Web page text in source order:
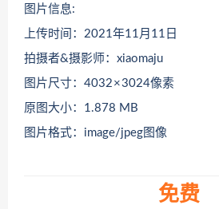
图片信息:
上传时间：2021年11月11日
拍摄者&摄影师：xiaomaju
图片尺寸：4032 × 3024像素
原图大小：1.878 MB
图片格式：image/jpeg图像
免费